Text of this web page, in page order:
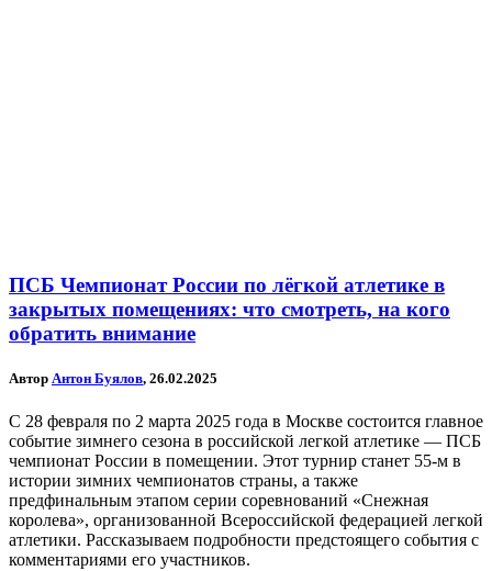
ПСБ Чемпионат России по лёгкой атлетике в
закрытых помещениях: что смотреть, на кого
обратить внимание
Автор Антон Буялов, 26.02.2025
С 28 февраля по 2 марта 2025 года в Москве состоится главное
событие зимнего сезона в российской легкой атлетике — ПСБ
чемпионат России в помещении. Этот турнир станет 55-м в
истории зимних чемпионатов страны, а также
предфинальным этапом серии соревнований «Снежная
королева», организованной Всероссийской федерацией легкой
атлетики. Рассказываем подробности предстоящего события с
комментариями его участников.